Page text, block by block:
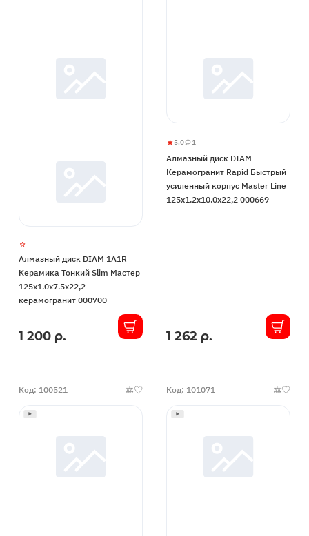
Алмазный диск DIAM 1A1R
Керамика Тонкий Slim Мастер
125x1.0x7.5x22,2
керамогранит 000700
В1 200 р.
Алмазный
диск
DIAM
Керамогранит
5.0
5
1 1
Алмазный диск DIAM
Керамогранит Rapid Быстрый
усиленный корпус Master Line
125x1.2x10.0x22,2 000669
В1 262 р.
Код: 100521 Код: 101071